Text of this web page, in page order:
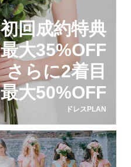
初回成約特典
最大35%OFF
さらに2着目
最大50%OFF
ドレスPLAN